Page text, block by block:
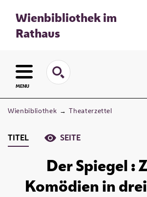
Wienbibliothek im
Rathaus
MENU
Wienbibliothek → Theaterzettel
TITEL SEITE
Der Spiegel :
Komödien in